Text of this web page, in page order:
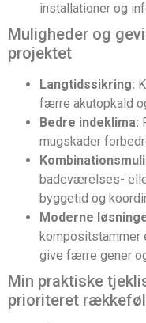
installationer og
Muligheder og
projektet
Langtidssikring:
færre akutopkald
Bedre indeklima:
mugskader
badeværelses-
byggetid og
Moderne
kompositstammer
give færre gener
Min praktiske
prioriteret